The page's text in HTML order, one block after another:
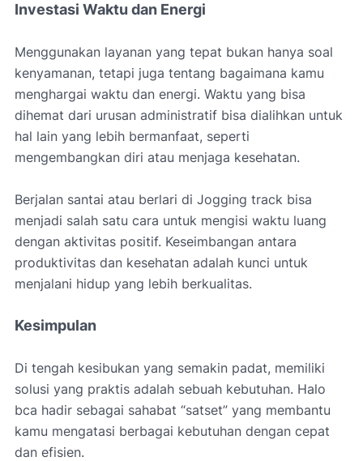
Investasi Waktu dan Energi
Menggunakan layanan yang tepat bukan hanya soal
kenyamanan, tetapi juga tentang bagaimana kamu
menghargai waktu dan energi. Waktu yang bisa
dihemat dari urusan administratif bisa dialihkan untuk
hal lain yang lebih bermanfaat, seperti
mengembangkan diri atau menjaga kesehatan.
Berjalan santai atau berlari di Jogging track bisa
menjadi salah satu cara untuk mengisi waktu luang
dengan aktivitas positif. Keseimbangan antara
produktivitas dan kesehatan adalah kunci untuk
menjalani hidup yang lebih berkualitas.
Kesimpulan
Di tengah kesibukan yang semakin padat, memiliki
solusi yang praktis adalah sebuah kebutuhan. Halo
bca hadir sebagai sahabat “satset” yang membantu
kamu mengatasi berbagai kebutuhan dengan cepat
dan efisien.